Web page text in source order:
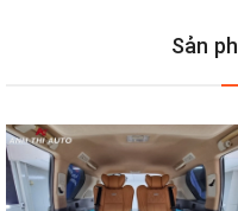
phần đầu chiếc SUV như
đèn pha LED của Lexus
Chi tiết khó nhất để thực
trí cột D để “lên” ô kính mới,
của LX 570 hiện tại. Tương
Sản